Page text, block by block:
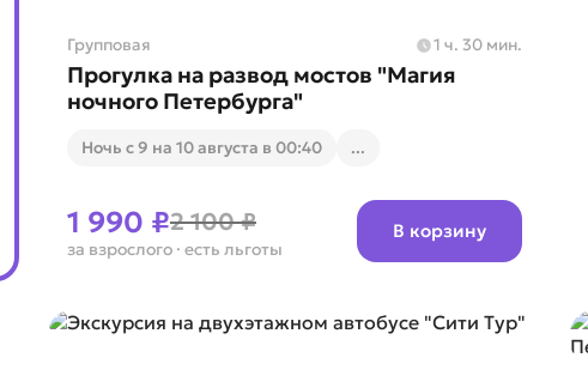
Групповая 1 ч. 30 мин.
Прогулка на развод мостов "Магия
ночного Петербурга"
Ночь с 9 на 10 августа в 00:40 ...
1 990 ₽2 100 ₽
за взрослого · есть льготы
В корзину